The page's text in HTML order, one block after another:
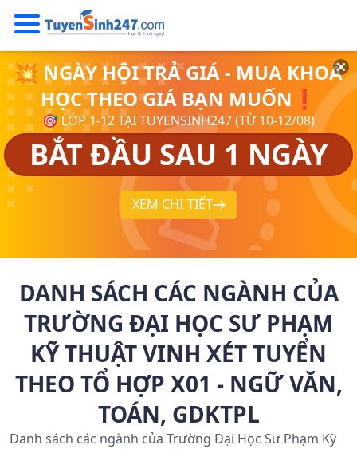
💥 NGÀY HỘI TRẢ GIÁ - MUA KHOÁ
HỌC THEO GIÁ BẠN MUỐN❗
🎯 LỚP 1-12 TẠI TUYENSINH247 (TỪ 10-12/08)
BẮT ĐẦU SAU 1 NGÀY
XEM CHI TIẾT
DANH SÁCH CÁC NGÀNH CỦA
TRƯỜNG ĐẠI HỌC SƯ PHẠM
KỸ THUẬT VINH XÉT TUYỂN
THEO TỔ HỢP X01 - NGỮ VĂN,
TOÁN, GDKTPL
Danh sách các ngành của Trường Đại Học Sư Phạm Kỹ